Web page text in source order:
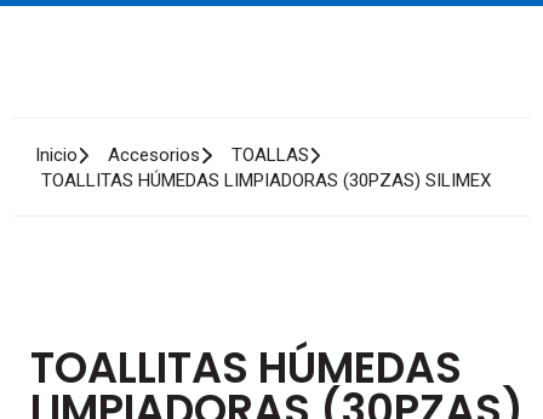
Inicio Accesorios
TOALLAS
TOALLITAS HÚMEDAS LIMPIADORAS (30PZAS) SILIMEX
TOALLITAS HÚMEDAS